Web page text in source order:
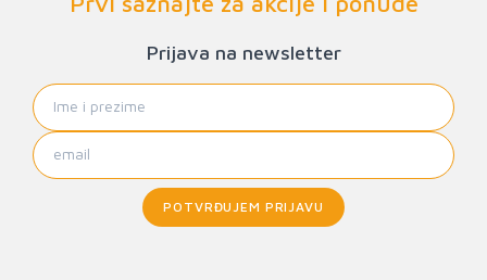
Prijava na newsletter
POTVRĐUJEM PRIJAVU